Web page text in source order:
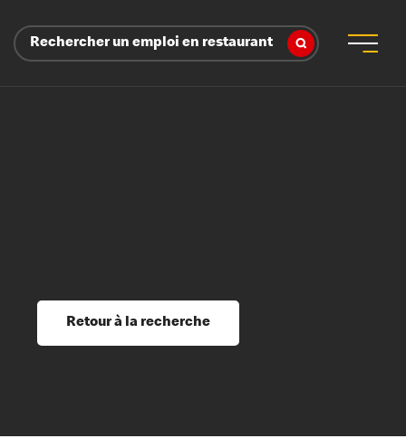
Rechercher un emploi en restaurant
et perfectionnement
du savoirRetour à la recherche